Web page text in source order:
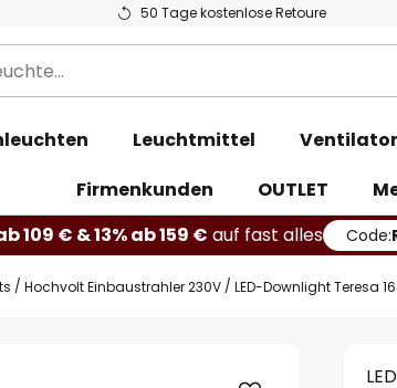
50 Tage kostenlose Retoure
Leuchtmittel
Firmenkunden
OUTLET
109 € & 13% ab 159 € auf fast alles Code:
Hochvolt Einbaustrahler 230V LED-Downlight Teresa